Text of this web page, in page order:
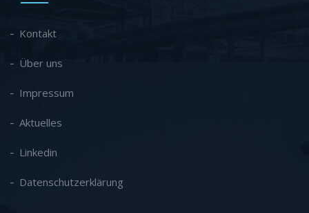
Kontakt
Über uns
Impressum
Aktuelles
Linkedin
Datenschutzerklärung